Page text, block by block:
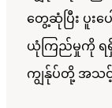
တွေ့ဆုံပြီး ပူးပ
ယုံကြည်မှုကို ရ
ကျွန်ုပ်တို့ အသင့်